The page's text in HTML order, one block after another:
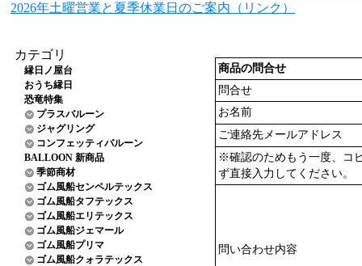
2026年土曜営業と夏季休業日のご案内（リンク）
カテゴリ
縁日ノ屋台
おうち縁日
恐竜特集
プラスバルーン
ジャグリング
コンフェッティバルーン
BALLOON 新商品
季節商材
ゴム風船センペルテックス
ゴム風船タフテックス
ゴム風船エリテックス
ゴム風船ジェマール
ゴム風船プリマ
ゴム風船クォラテックス
商品の問合せ
問合せ
お名前
ご連絡先メールアドレス
※確認のためもう一度、コ
ず直接入力してください。
問い合わせ内容